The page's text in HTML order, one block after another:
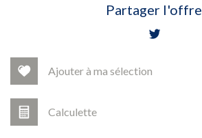
Partager l'offre
Ajouter à ma sélection
Calculette